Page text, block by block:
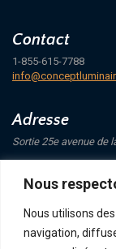
Nous
Nous utilisons
navigation,
Contact
1-855-615-7788
Adresse
Sortie 25e avenue de
Saint-Eustache